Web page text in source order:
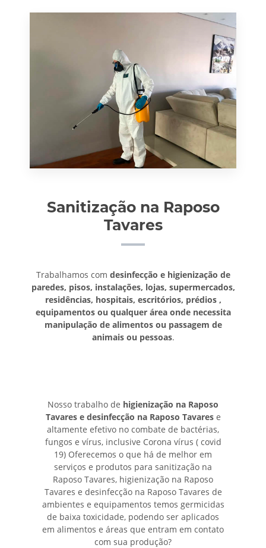
Sanitização na Raposo
Tavares
Trabalhamos com desinfecção e higienização de
paredes, pisos, instalações, lojas, supermercados,
residências, hospitais, escritórios, prédios ,
equipamentos ou qualquer área onde necessita
manipulação de alimentos ou passagem de
animais ou pessoas.
Nosso trabalho de higienização na Raposo
Tavares e desinfecção na Raposo Tavarese
altamente efetivo no combate de bactérias,
fungos e vírus, inclusive Corona vírus ( covid
19) Oferecemos o que há de melhor em
serviços e produtos para sanitização na
Raposo Tavares, higienização na Raposo
Tavares e desinfecção na Raposo Tavares de
ambientes e equipamentos temos germicidas
de baixa toxicidade, podendo ser aplicados
em alimentos e áreas que entram em contato
com sua produção?